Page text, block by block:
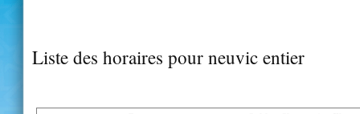
Liste des horaires pour neuvic entier